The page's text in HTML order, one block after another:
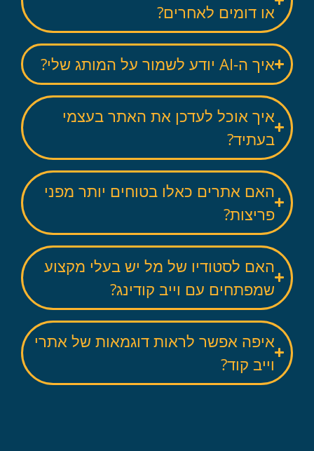
או דומים לאחרים?
איך ה-AI יודע לשמור על המותג שלי?
איך אוכל לעדכן את האתר בעצמי
בעתיד?
האם אתרים כאלו בטוחים יותר מפני
פריצות?
האם לסטודיו של מל יש בעלי מקצוע
שמפתחים עם וייב קודינג?
איפה אפשר לראות דוגמאות של אתרי
וייב קוד?